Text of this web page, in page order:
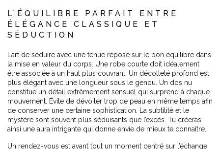
L’ÉQUILIBRE PARFAIT ENTRE
ÉLÉGANCE CLASSIQUE ET
SÉDUCTION
L’art de séduire avec une tenue repose sur le bon équilibre dans
la mise en valeur du corps. Une robe courte doit idéalement
être associée à un haut plus couvrant. Un décolleté profond est
plus élégant avec une longueur sous le genou. Un dos nu
constitue un détail extrêmement sensuel qui surprend à chaque
mouvement. Évite de dévoiler trop de peau en même temps afin
de conserver une certaine sophistication. La subtilité et le
mystère sont souvent plus séduisants que l’excès. Tu créeras
ainsi une aura intrigante qui donne envie de mieux te connaître.
Un rendez-vous est avant tout un moment centré sur l’échange